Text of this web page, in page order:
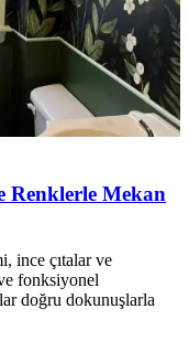
Renklerle Mekan
ince çıtalar ve
fonksiyonel
doğru dokunuşlarla